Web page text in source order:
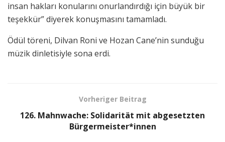
insan hakları konularını onurlandırdığı için büyük bir
teşekkür” diyerek konuşmasını tamamladı.
Ödül töreni, Dilvan Roni ve Hozan Cane’nin sunduğu
müzik dinletisiyle sona erdi.
Vorheriger Beitrag
126. Mahnwache: Solidarität mit abgesetzten
Bürgermeister*innen